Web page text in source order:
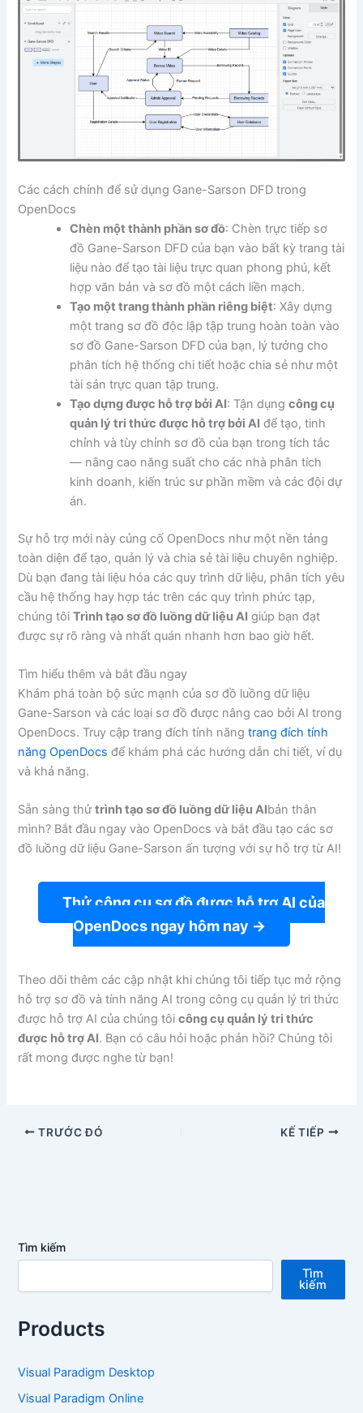
Các cách chính để sử dụng Gane-Sarson DFD trong
OpenDocs
Chèn một thành phần sơ đồ: Chèn trực tiếp sơ
đồ Gane-Sarson DFD của bạn vào bất kỳ trang tài
liệu nào để tạo tài liệu trực quan phong phú, kết
hợp văn bản và sơ đồ một cách liền mạch.
Tạo một trang thành phần riêng biệt: Xây dựng
một trang sơ đồ độc lập tập trung hoàn toàn vào
sơ đồ Gane-Sarson DFD của bạn, lý tưởng cho
phân tích hệ thống chi tiết hoặc chia sẻ như một
tài sản trực quan tập trung.
Tạo dựng được hỗ trợ bởi AI: Tận dụngcông cụ
quản lý tri thức được hỗ trợ bởi AI để tạo, tinh
chỉnh và tùy chỉnh sơ đồ của bạn trong tích tắc
— nâng cao năng suất cho các nhà phân tích
kinh doanh, kiến trúc sư phần mềm và các đội dự
án.
Sự hỗ trợ mới này củng cố OpenDocs như một nền tảng
toàn diện để tạo, quản lý và chia sẻ tài liệu chuyên nghiệp.
Dù bạn đang tài liệu hóa các quy trình dữ liệu, phân tích yêu
cầu hệ thống hay hợp tác trên các quy trình phức tạp,
chúng tôiTrình tạo sơ đồ luồng dữ liệu AI giúp bạn đạt
được sự rõ ràng và nhất quán nhanh hơn bao giờ hết.
Tìm hiểu thêm và bắt đầu ngay
Khám phá toàn bộ sức mạnh của sơ đồ luồng dữ liệu
Gane-Sarson và các loại sơ đồ được nâng cao bởi AI trong
OpenDocs. Truy cập trang đích tính năngtrang đích tính
năng OpenDocs để khám phá các hướng dẫn chi tiết, ví dụ
và khả năng.
Sẵn sàng thửtrình tạo sơ đồ luồng dữ liệu AIbản thân
mình? Bắt đầu ngay vào OpenDocs và bắt đầu tạo các sơ
đồ luồng dữ liệu Gane-Sarson ấn tượng với sự hỗ trợ từ AI!
Thử công cụ sơ đồ được hỗ trợ AI của
OpenDocs ngay hôm nay →
Theo dõi thêm các cập nhật khi chúng tôi tiếp tục mở rộng
hỗ trợ sơ đồ và tính năng AI trong công cụ quản lý tri thức
được hỗ trợ AI của chúng tôicông cụ quản lý tri thức
được hỗ trợ AI. Bạn có câu hỏi hoặc phản hồi? Chúng tôi
rất mong được nghe từ bạn!
TRƯỚC ĐÓ KẾ TIẾP
Tìm kiếm
Tìm
kiếm
Products
Visual Paradigm Desktop
Visual Paradigm Online